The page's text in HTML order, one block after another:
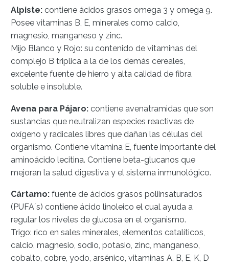
Alpiste: contiene ácidos grasos omega 3 y omega 9.
Posee vitaminas B, E, minerales como calcio,
magnesio, manganeso y zinc.
Mijo Blanco y Rojo: su contenido de vitaminas del
complejo B triplica a la de los demás cereales,
excelente fuente de hierro y alta calidad de fibra
soluble e insoluble.
Avena para Pájaro: contiene avenatramidas que son
sustancias que neutralizan especies reactivas de
oxígeno y radicales libres que dañan las células del
organismo. Contiene vitamina E, fuente importante del
aminoácido lecitina. Contiene beta-glucanos que
mejoran la salud digestiva y el sistema inmunológico.
Cártamo: fuente de ácidos grasos poliinsaturados
(PUFA´s) contiene ácido linoleico el cual ayuda a
regular los niveles de glucosa en el organismo.
Trigo: rico en sales minerales, elementos catalíticos,
calcio, magnesio, sodio, potasio, zinc, manganeso,
cobalto, cobre, yodo, arsénico, vitaminas A, B, E, K, D